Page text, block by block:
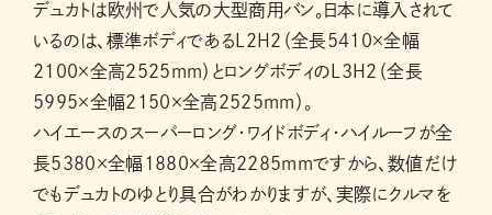
デュカトは欧州で人気の大型商用バン。日本に導入されて
いるのは、標準ボディであるL2H2（全長5410×全幅
2100×全高2525mm）とロングボディのL3H2（全長
5995×全幅2150×全高2525mm）。
ハイエースのスーパーロング・ワイドボディ・ハイルーフが全
長5380×全幅1880×全高2285mmですから、数値だけ
でもデュカトのゆとり具合がわかりますが、実際にクルマを